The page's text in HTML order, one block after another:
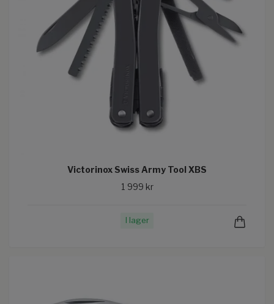
Victorinox Swiss Army Tool XBS
1 999 kr
I lager